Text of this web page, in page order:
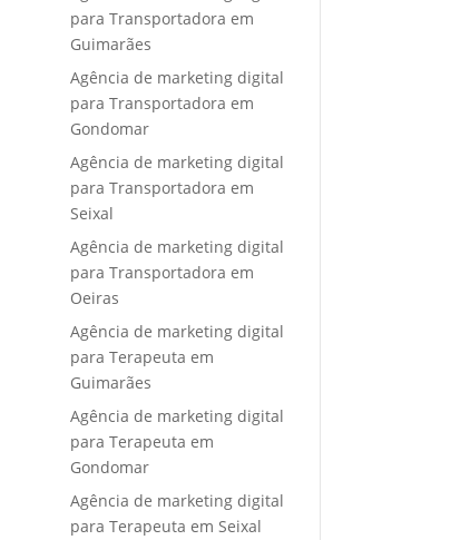
para Transportadora em
Guimarães
Agência de marketing digital
para Transportadora em
Gondomar
Agência de marketing digital
para Transportadora em
Seixal
Agência de marketing digital
para Transportadora em
Oeiras
Agência de marketing digital
para Terapeuta em
Guimarães
Agência de marketing digital
para Terapeuta em
Gondomar
Agência de marketing digital
para Terapeuta em Seixal